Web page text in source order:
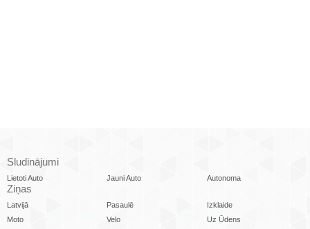
Sludinājumi
Lietoti Auto Jauni Auto Autonoma
Ziņas
Latvijā Pasaulē
Izklaide
Moto
Velo
Uz Ūdens